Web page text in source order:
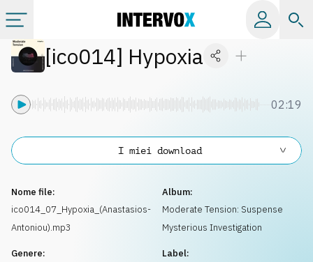
Categorie
Album
Playlist
Licenze
[ico014] Hypoxia
02:19
Nome file:
ico014_07_Hypoxia_(Anastasios-
Antoniou).mp3
Album:
Moderate Tension: Suspense
Mysterious Investigation
Genere:
Label:
I miei download